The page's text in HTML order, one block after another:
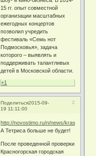
15 гг. опыт совместной
организации масштабных
ежегодных концертов
позволил учредить
фестиваль «Семь нот
Подмосковья», задача
которого – выявлять и
поддерживать талантливых
детей в Московской области.
+1
Поделиться 2
2015-09-
19 11:11:00
http://novostimo.ru/n/news/
А Тетриса больше не будет!
После проведенной проверки
Красногорская городская